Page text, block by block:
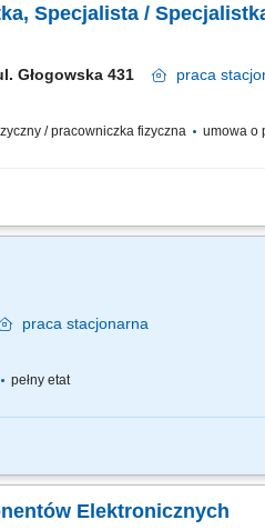
Specjalista /
Głogowska 431 praca
/ pracowniczka fizyczna umowa o
przeglądów urządzeń elektrycznych
praca stacjonarna
pełny etat
z zespołem inżynieryjnym i
Elektronicznych